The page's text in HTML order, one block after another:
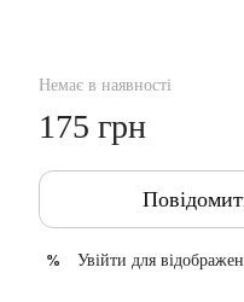
Немає в наявності
175 грн
% Увійти для